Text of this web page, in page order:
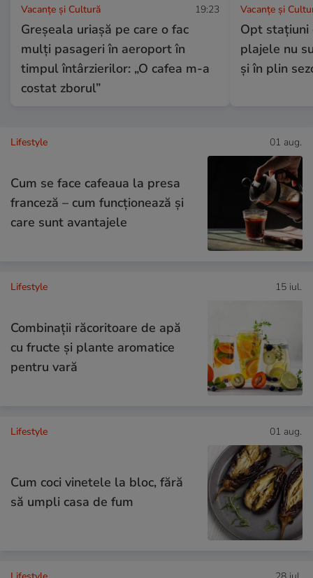
Vacanțe și Cultură 19:23
Greșeala uriașă pe care o fac
mulți pasageri în aeroport în
timpul întârzierilor: „O cafea m-a
costat zborul”
Vacanțe și
Opt stațiuni
plajele nu
și în plin
Lifestyle 01 aug.
Cum se face cafeaua la presa
franceză – cum funcționează și
care sunt avantajele
Lifestyle 15 iul.
Combinaţii răcoritoare de apă
cu fructe şi plante aromatice
pentru vară
Lifestyle 01 aug.
Cum coci vinetele la bloc, fără
să umpli casa de fum